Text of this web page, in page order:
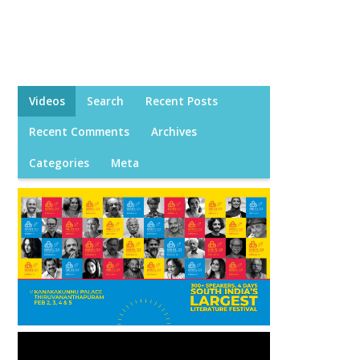
Videos Search Recent Posts
Recent Comments Archives
Categories Meta